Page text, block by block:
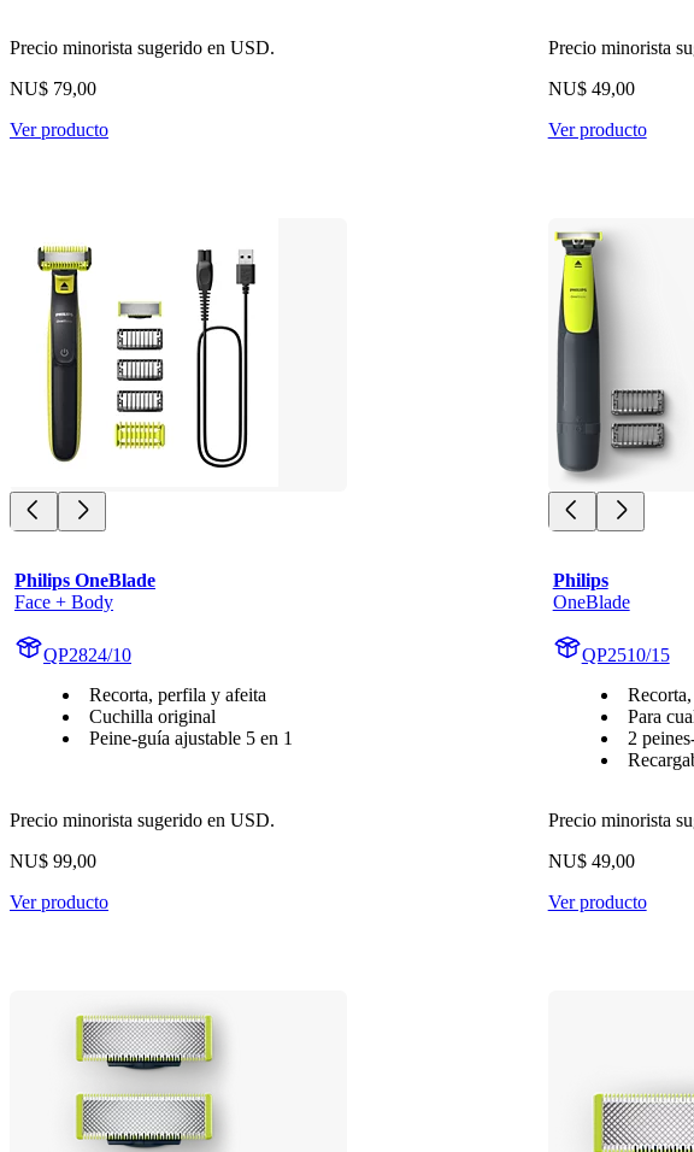
Precio minorista sugerido en USD.
NU$ 79,00
Ver producto
Precio minorista
NU$ 49,00
Ver producto
Philips OneBlade
Face + Body
QP2824/10
Recorta, perfila y afeita
Cuchilla original
Peine-guía ajustable 5 en 1
Precio minorista sugerido en USD.
NU$ 99,00
Ver producto
Philips
OneBlade
QP2510/15
Para
2
Precio minorista
NU$ 49,00
Ver producto